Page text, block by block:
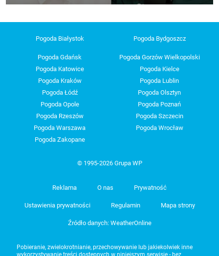
Pogoda Białystok Pogoda Bydgoszcz
Pogoda Gdańsk
Pogoda Gorzów Wielkopolski
Pogoda Katowice
Pogoda Kielce
Pogoda Kraków
Pogoda Lublin
Pogoda Łódź
Pogoda Olsztyn
Pogoda Opole
Pogoda Poznań
Pogoda Rzeszów
Pogoda Szczecin
Pogoda Warszawa
Pogoda Wrocław
Pogoda Zakopane
© 1995-2026 Grupa WP
Reklama O nas Prywatność
Ustawienia prywatności Regulamin Mapa strony
Źródło danych: WeatherOnline
Pobieranie, zwielokrotnianie, przechowywanie lub jakiekolwiek inne
wykorzystywanie treści dostępnych w niniejszym serwisie - bez